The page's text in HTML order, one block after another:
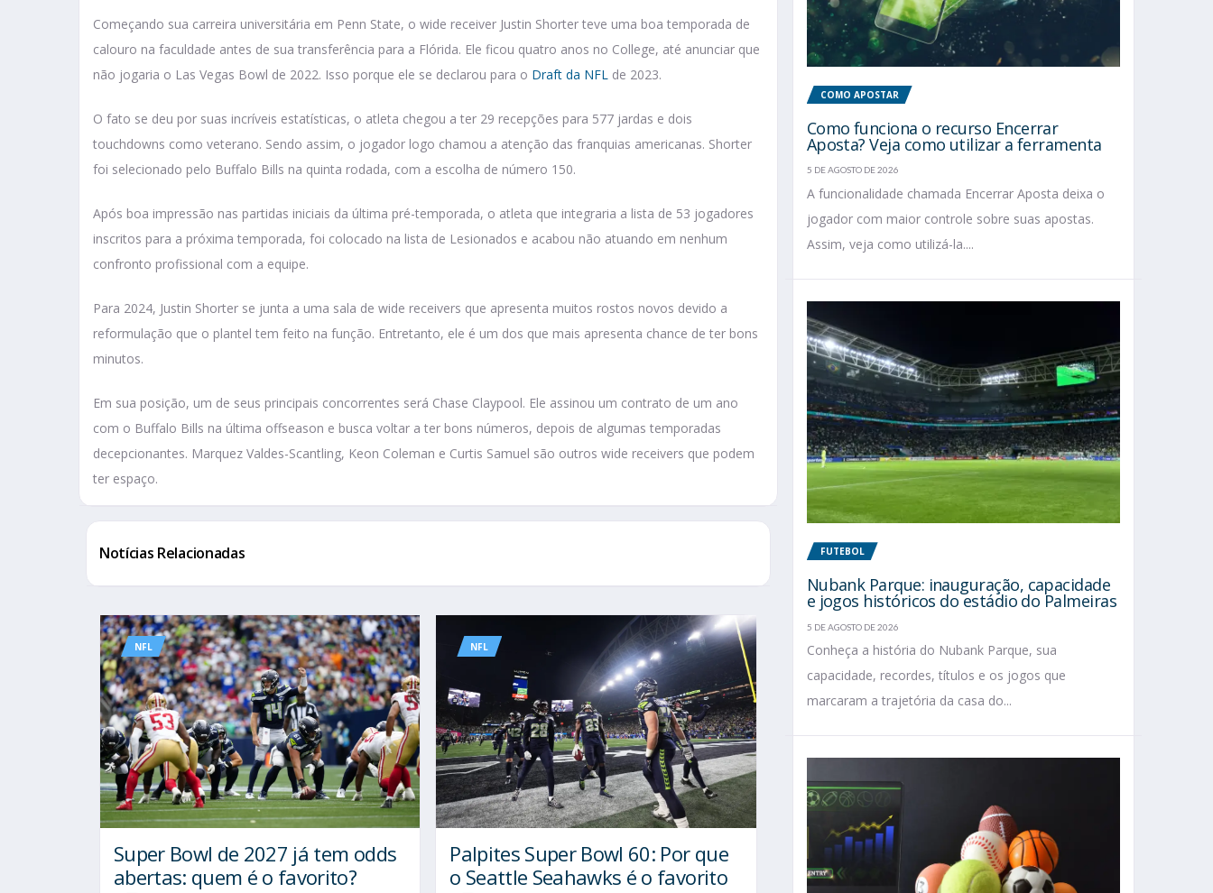
Começando sua carreira universitária em Penn State, o wide receiver Justin Shorter teve uma boa temporada de
calouro na faculdade antes de sua transferência para a Flórida. Ele ficou quatro anos no College, até anunciar que
não jogaria o Las Vegas Bowl de 2022. Isso porque ele se declarou para o Draft da NFL de 2023.
O fato se deu por suas incríveis estatísticas, o atleta chegou a ter 29 recepções para 577 jardas e dois
touchdowns como veterano. Sendo assim, o jogador logo chamou a atenção das franquias americanas. Shorter
foi selecionado pelo Buffalo Bills na quinta rodada, com a escolha de número 150.
Após boa impressão nas partidas iniciais da última pré-temporada, o atleta que integraria a lista de 53 jogadores
inscritos para a próxima temporada, foi colocado na lista de Lesionados e acabou não atuando em nenhum
confronto profissional com a equipe.
Para 2024, Justin Shorter se junta a uma sala de wide receivers que apresenta muitos rostos novos devido a
reformulação que o plantel tem feito na função. Entretanto, ele é um dos que mais apresenta chance de ter bons
minutos.
Em sua posição, um de seus principais concorrentes será Chase Claypool. Ele assinou um contrato de um ano
com o Buffalo Bills na última offseason e busca voltar a ter bons números, depois de algumas temporadas
decepcionantes. Marquez Valdes-Scantling, Keon Coleman e Curtis Samuel são outros wide receivers que podem
ter espaço.
Notícias Relacionadas
NFL
Super Bowl de 2027 já tem odds
abertas: quem é o favorito?
NFL
Palpites Super Bowl 60: Por que
o Seattle Seahawks é o favorito
COMO APOSTAR
Como funciona o recurso Encerrar
Aposta? Veja como utilizar a ferramenta
5 DE AGOSTO DE 2026
A funcionalidade chamada Encerrar Aposta deixa o
jogador com maior controle sobre suas apostas.
Assim, veja como utilizá-la....
FUTEBOL
Nubank Parque: inauguração, capacidade
e jogos históricos do estádio do Palmeiras
5 DE AGOSTO DE 2026
Conheça a história do Nubank Parque, sua
capacidade, recordes, títulos e os jogos que
marcaram a trajetória da casa do...